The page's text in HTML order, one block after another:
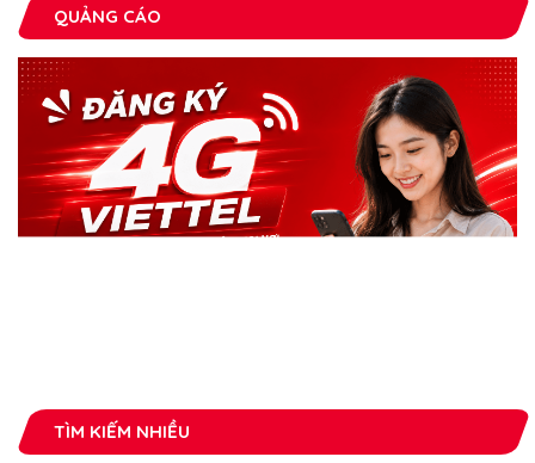
QUẢNG CÁO
TÌM KIẾM NHIỀU